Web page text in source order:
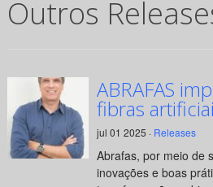
Outros
ABRAFAS
fibras
jul 01 2025 · Releases
Abrafas, por meio de
inovações e boas